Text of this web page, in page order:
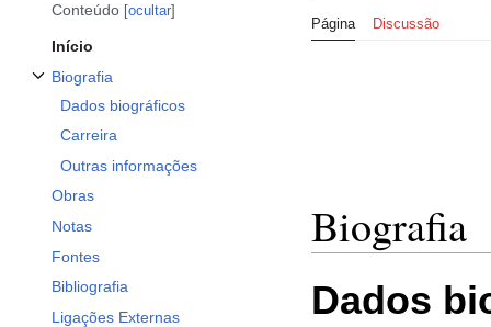
Conteúdo ocultar
Início
Biografia
Dados biográficos
Carreira
Outras informações
Obras
Notas
Fontes
Bibliografia
Ligações Externas
Página Discussão
Biografia
Dados